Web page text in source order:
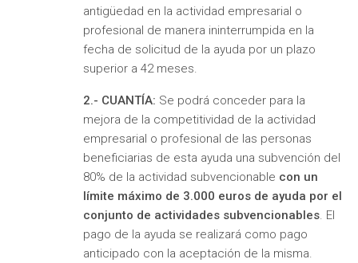
antigüedad en la actividad empresarial o
profesional de manera ininterrumpida en la
fecha de solicitud de la ayuda por un plazo
superior a 42 meses.
2.- CUANTÍA: Se podrá conceder para la
mejora de la competitividad de la actividad
empresarial o profesional de las personas
beneficiarias de esta ayuda una subvención del
80% de la actividad subvencionable con un
límite máximo de 3.000 euros de ayuda por el
conjunto de actividades subvencionables . El
pago de la ayuda se realizará como pago
anticipado con la aceptación de la misma.